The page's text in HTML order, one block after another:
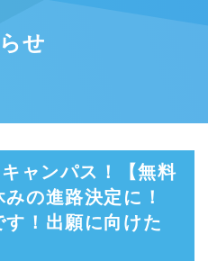
せ
ャンパス！【無料
みの進路決定に！
！出願に向けた